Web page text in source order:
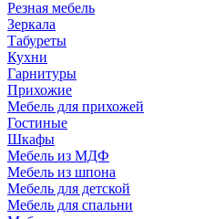
Резная мебель
Зеркала
Табуреты
Кухни
Гарнитуры
Прихожие
Мебель для прихожей
Гостиные
Шкафы
Мебель из МДФ
Мебель из шпона
Мебель для детской
Мебель для спальни